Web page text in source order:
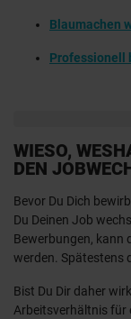
Blaumachen
Professionell
WIESO,
DEN
Bevor Du Dich
Du Deinen Job
Bewerbungen, kann
werden. Spätestens
Bist Du Dir daher
Arbeitsverhältnis für